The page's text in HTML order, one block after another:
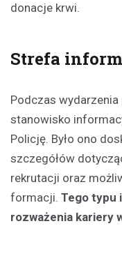
donacje krwi.
Strefa
Podczas
stanowisko
Policję. Było ono
szczegółów
rekrutacji oraz
formacji. Tego typu
rozważenia kariery